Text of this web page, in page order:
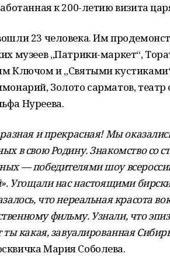
к 200-летию визита
23 человека. Им
музеев „Патрики-маркет“,
Ключом и „Святыми
Золото сарматов, театр
Нуреева.
и прекрасная! Мы
в свою Родину. Знакомство со
— победителями шоу
Угощали нас настоящими
что нереальная красота
фильму. Узнали, что
какая, завуалированная
Мария Соболева.